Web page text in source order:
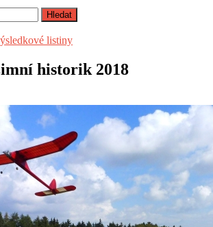
listiny
historik 2018